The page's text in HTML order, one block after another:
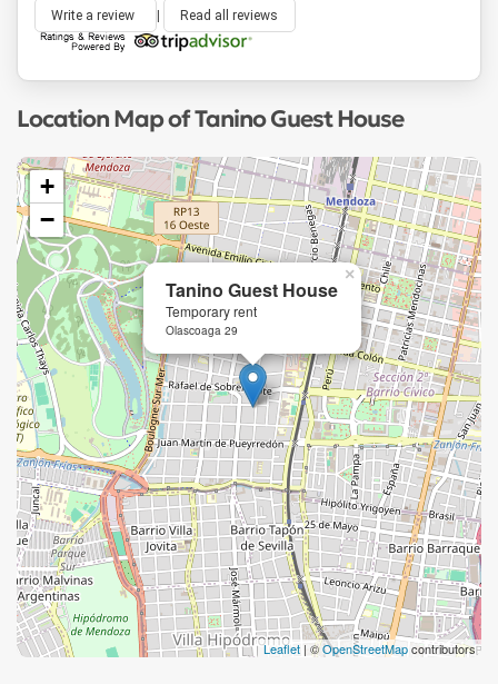
Write a review Read all reviews
Location Map of Tanino Guest House
Tanino Guest House
Temporary rent
Olascoaga 29
×
+
−
Leaflet | ©OpenStreetMapcontributors